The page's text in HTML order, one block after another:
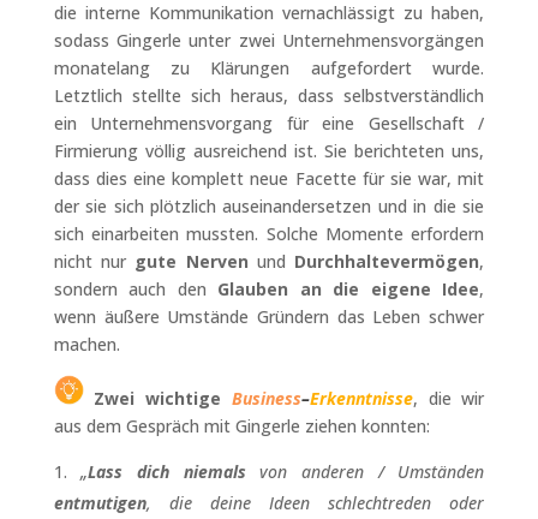
die interne Kommunikation vernachlässigt zu haben,
sodass Gingerle unter zwei Unternehmensvorgängen
monatelang zu Klärungen aufgefordert wurde.
Letztlich stellte sich heraus, dass selbstverständlich
ein Unternehmensvorgang für eine Gesellschaft /
Firmierung völlig ausreichend ist. Sie berichteten uns,
dass dies eine komplett neue Facette für sie war, mit
der sie sich plötzlich auseinandersetzen und in die sie
sich einarbeiten mussten. Solche Momente erfordern
nicht nur gute Nerven und Durchhaltevermögen,
sondern auch den Glauben an die eigene Idee,
wenn äußere Umstände Gründern das Leben schwer
machen.
Zwei wichtige Business–Erkenntnisse, die wir
aus dem Gespräch mit Gingerle ziehen konnten:
„Lass dich niemals von anderen / Umständen
entmutigen, die deine Ideen schlechtreden oder